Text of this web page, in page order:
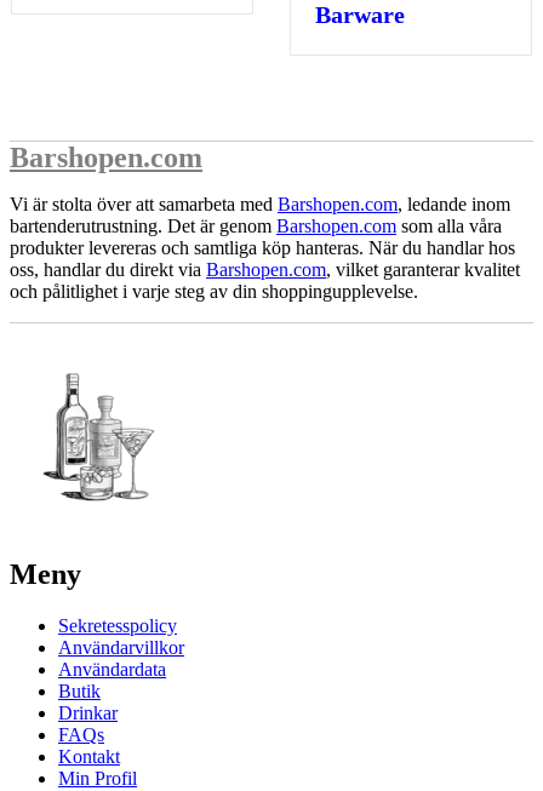
Barware
Barshopen.com
Vi är stolta över att samarbeta med Barshopen.com, ledande inom
bartenderutrustning. Det är genom Barshopen.com som alla våra
produkter levereras och samtliga köp hanteras. När du handlar hos
oss, handlar du direkt via Barshopen.com, vilket garanterar kvalitet
och pålitlighet i varje steg av din shoppingupplevelse.
Meny
Sekretesspolicy
Användarvillkor
Användardata
Butik
Drinkar
FAQs
Kontakt
Min Profil